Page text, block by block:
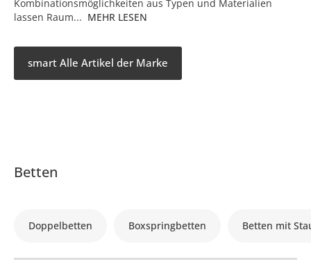
Kombinationsmöglichkeiten aus Typen und Materialien
lassen Raum... MEHR LESEN
smart Alle Artikel der Marke
Betten
Doppelbetten Boxspringbetten Betten mit